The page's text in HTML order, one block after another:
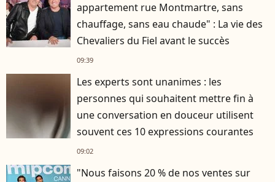
appartement rue Montmartre, sans
chauffage, sans eau chaude" : La vie des
Chevaliers du Fiel avant le succès
09:39
Les experts sont unanimes : les
personnes qui souhaitent mettre fin à
une conversation en douceur utilisent
souvent ces 10 expressions courantes
09:02
"Nous faisons 20 % de nos ventes sur